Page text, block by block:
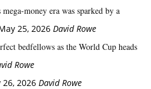
era was sparked by a
25, 2026 David Rowe
bedfellows as the World Cup heads
Rowe
2026 David Rowe